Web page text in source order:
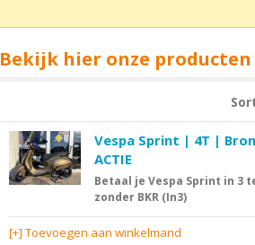
Bekijk hier onze producten
Vespa Sprint | 4T |
ACTIE
Betaal je Vespa Sprint in 3
zonder BKR (In3)
[+] Toevoegen aan winkelmand